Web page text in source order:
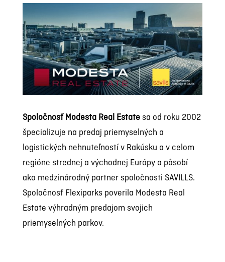
Spoločnosť Modesta Real Estatesa od roku 2002
špecializuje na predaj priemyselných a
logistických nehnuteľností v Rakúsku a v celom
regióne strednej a východnej Európy a pôsobí
ako medzinárodný partner spoločnosti SAVILLS.
Spoločnosť Flexiparks poverila Modesta Real
Estate výhradným predajom svojich
priemyselných parkov.